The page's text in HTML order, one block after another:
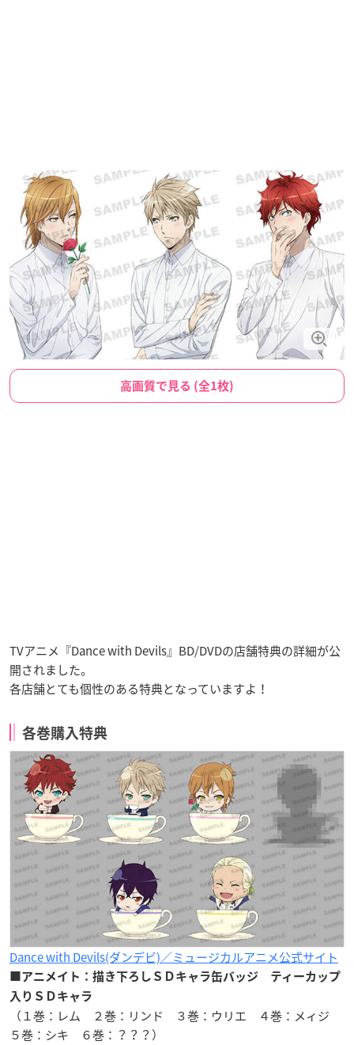
高画質で見る (全1枚)
TVアニメ『Dance with Devils』BD/DVDの店舗特典の詳細が公
開されました。
各店舗とても個性のある特典となっていますよ！
各巻購入特典
Dance with Devils(ダンデビ)／ミュージカルアニメ公式サイト
■アニメイト：描き下ろしＳＤキャラ缶バッジ ティーカップ
入りＳＤキャラ
（１巻：レム ２巻：リンド ３巻：ウリエ ４巻：メィジ
５巻：シキ ６巻：？？？）